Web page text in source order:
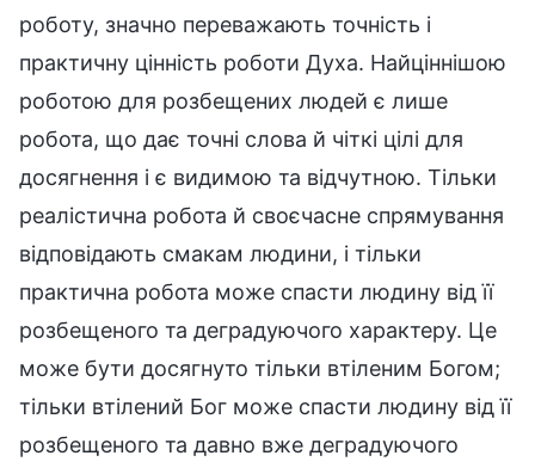
роботу, значно переважають точність і
практичну цінність роботи Духа. Найціннішою
роботою для розбещених людей є лише
робота, що дає точні слова й чіткі цілі для
досягнення і є видимою та відчутною. Тільки
реалістична робота й своєчасне спрямування
відповідають смакам людини, і тільки
практична робота може спасти людину від її
розбещеного та деградуючого характеру. Це
може бути досягнуто тільки втіленим Богом;
тільки втілений Бог може спасти людину від її
розбещеного та давно вже деградуючого